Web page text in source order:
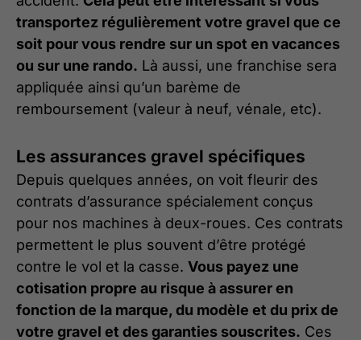
transportez régulièrement votre gravel que ce
soit pour vous rendre sur un spot en vacances
ou sur une rando. Là aussi, une franchise sera
appliquée ainsi qu’un barème de
remboursement (valeur à neuf, vénale, etc).
Les assurances gravel spécifiques
Depuis quelques années, on voit fleurir des
contrats d’assurance spécialement conçus
pour nos machines à deux-roues. Ces contrats
permettent le plus souvent d’être protégé
contre le vol et la casse. Vous payez une
cotisation propre au risque à assurer en
fonction de la marque, du modèle et du prix de
votre gravel et des garanties souscrites. Ces